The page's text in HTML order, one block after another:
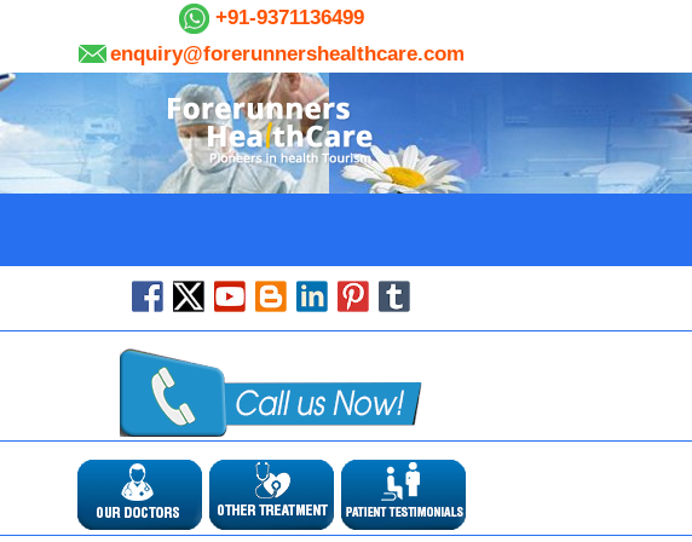
+91-9371136499
enquiry@forerunnershealthcare.com